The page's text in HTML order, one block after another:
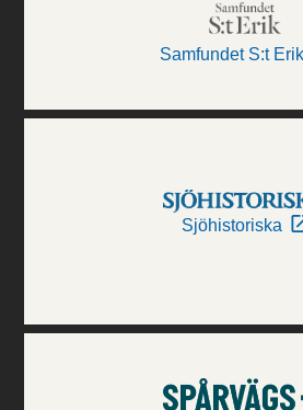
Samfundet S:t Erik
Sjöhistoriska